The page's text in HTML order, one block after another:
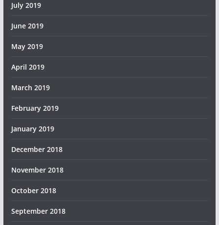
July 2019
June 2019
May 2019
April 2019
March 2019
February 2019
January 2019
December 2018
November 2018
October 2018
September 2018